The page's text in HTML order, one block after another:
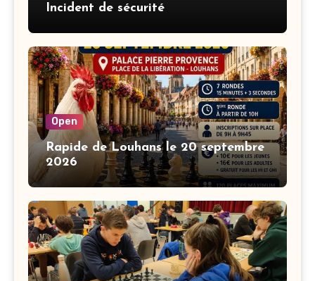
Incident de sécurité
Open
Rapide de Louhans le 20 septembre
2026